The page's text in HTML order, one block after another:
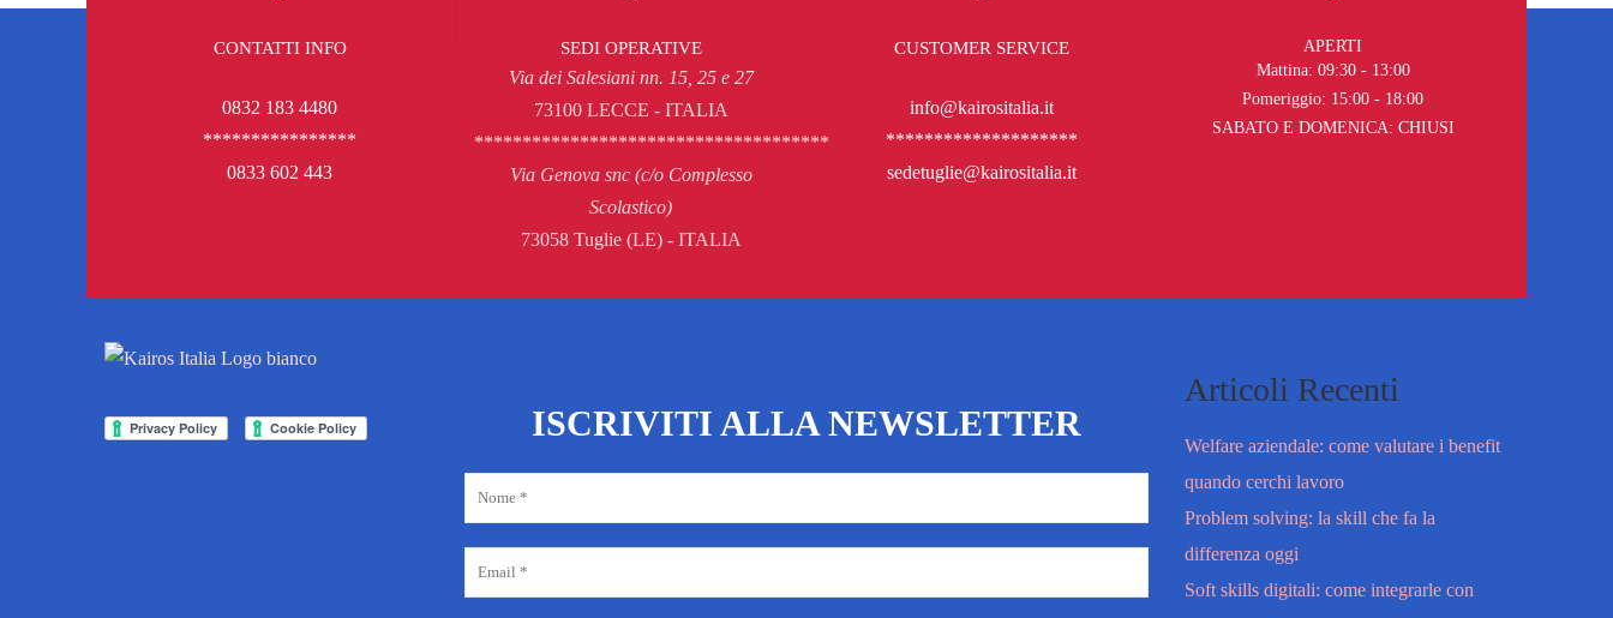
CONTATTI INFO
0832 183 4480
****************
0833 602 443
SEDI OPERATIVE
Via dei Salesiani nn. 15, 25 e 27
73100 LECCE - ITALIA
*************************************
Via Genova snc (c/o Complesso
Scolastico)
73058 Tuglie (LE) - ITALIA
CUSTOMER SERVICE
info@kairositalia.it
********************
sedetuglie@kairositalia.it
APERTI
Mattina: 09:30 - 13:00
Pomeriggio: 15:00 - 18:00
SABATO E DOMENICA: CHIUSI
ISCRIVITI ALLA NEWSLETTER
Articoli Recenti
Welfare aziendale: come valutare i benefit
quando cerchi lavoro
Problem solving: la skill che fa la
differenza oggi
Soft skills digitali: come integrarle con